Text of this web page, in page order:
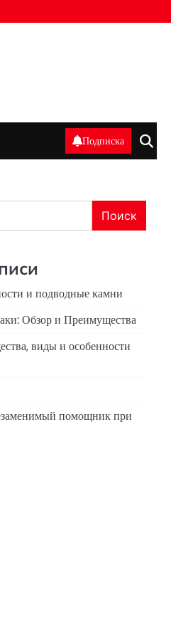
Подписка
Поиск
и подводные камни
Обзор и Преимущества
виды и особенности
помощник при